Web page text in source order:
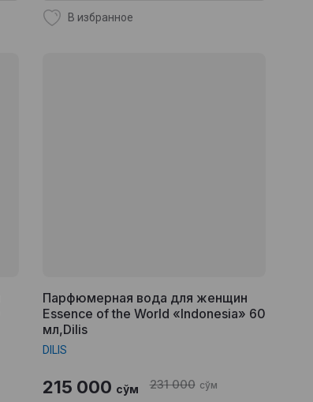
В избранное
Парфюмерная вода для женщин
Essence of the World «Indonesia» 60
мл,Dilis
DILIS
231 000 сўм
215 000 сўм